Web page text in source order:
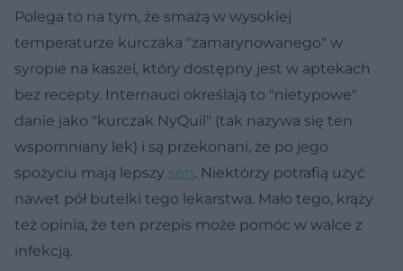
Polega to na tym, że smażą w wysokiej
temperaturze kurczaka "zamarynowanego" w
syropie na kaszel, który dostępny jest w aptekach
bez recepty. Internauci określają to "nietypowe"
danie jako "kurczak NyQuil" (tak nazywa się ten
wspomniany lek) i są przekonani, że po jego
spożyciu mają lepszy sen. Niektórzy potrafią użyć
nawet pół butelki tego lekarstwa. Mało tego, krąży
też opinia, że ten przepis może pomóc w walce z
infekcją.